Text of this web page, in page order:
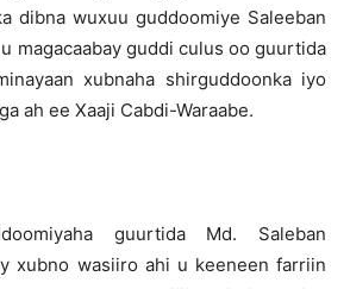
dibna wuxuu guddoomiye Saleeban
magacaabay guddi culus oo guurtida
xubnaha shirguddoonka iyo
ah ee Xaaji Cabdi-Waraabe.
guurtida Md. Saleban
xubno wasiiro ahi u keeneen farriin